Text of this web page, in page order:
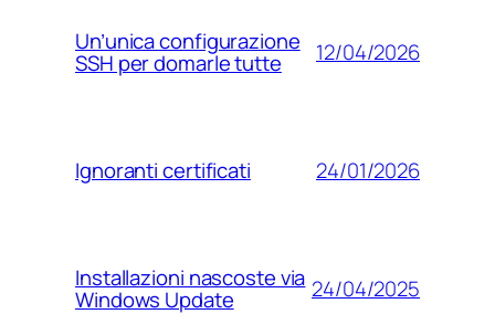
Un’unica configurazione
SSH per domarle tutte 12/04/2026
Ignoranti certificati 24/01/2026
Installazioni nascoste via
Windows Update 24/04/2025